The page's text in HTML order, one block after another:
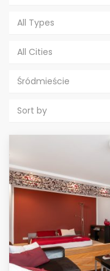
All Types
All Cities
Śródmieście
Sort by